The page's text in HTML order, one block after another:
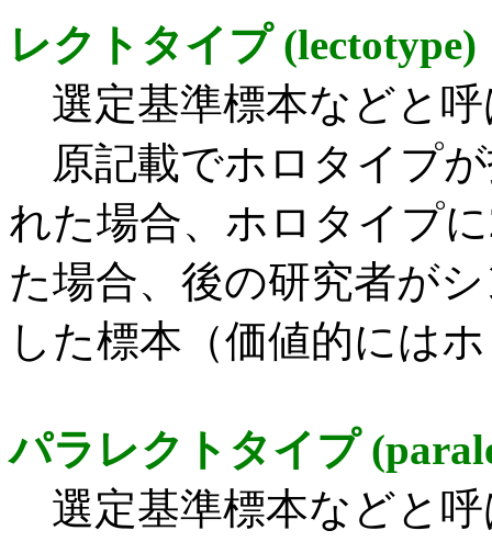
レクトタイプ (lectotype)
選定基準標本などと呼
原記載でホロタイプ
れた場合、ホロタイプ
た場合、後の研究者が
した標本（価値的には
パラレクトタイプ
選定基準標本などと呼